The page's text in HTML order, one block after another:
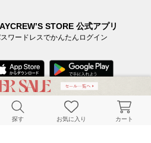
STORE 公式アプリ
ワードレスでかんたんログイン
SERVICE
探す お気に入り カート